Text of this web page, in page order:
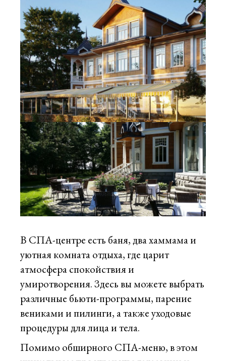
В СПА-центре есть баня, два хаммама и
уютная комната отдыха, где царит
атмосфера спокойствия и
умиротворения. Здесь вы можете выбрать
различные бьюти-программы, парение
вениками и пилинги, а также уходовые
процедуры для лица и тела.
Помимо обширного СПА-меню, в этом